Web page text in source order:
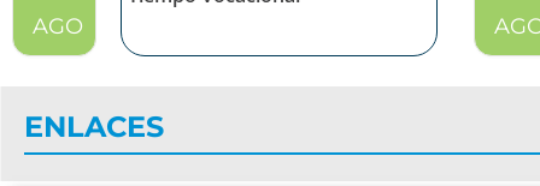
AGO
ENLACES